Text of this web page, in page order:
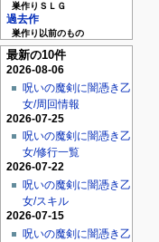
巣作りＳＬＧ
過去作
巣作り以前のもの
最新の10件
2026-08-06
呪いの魔剣に闇憑き乙
女/周回情報
2026-07-25
呪いの魔剣に闇憑き乙
女/修行一覧
2026-07-22
呪いの魔剣に闇憑き乙
女/スキル
2026-07-15
呪いの魔剣に闇憑き乙